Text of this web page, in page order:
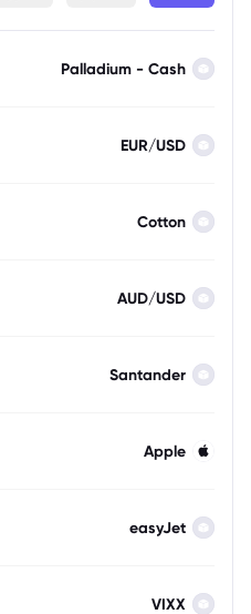
Palladium - Cash
EUR/USD
Cotton
AUD/USD
Santander
Apple
easyJet
VIXX